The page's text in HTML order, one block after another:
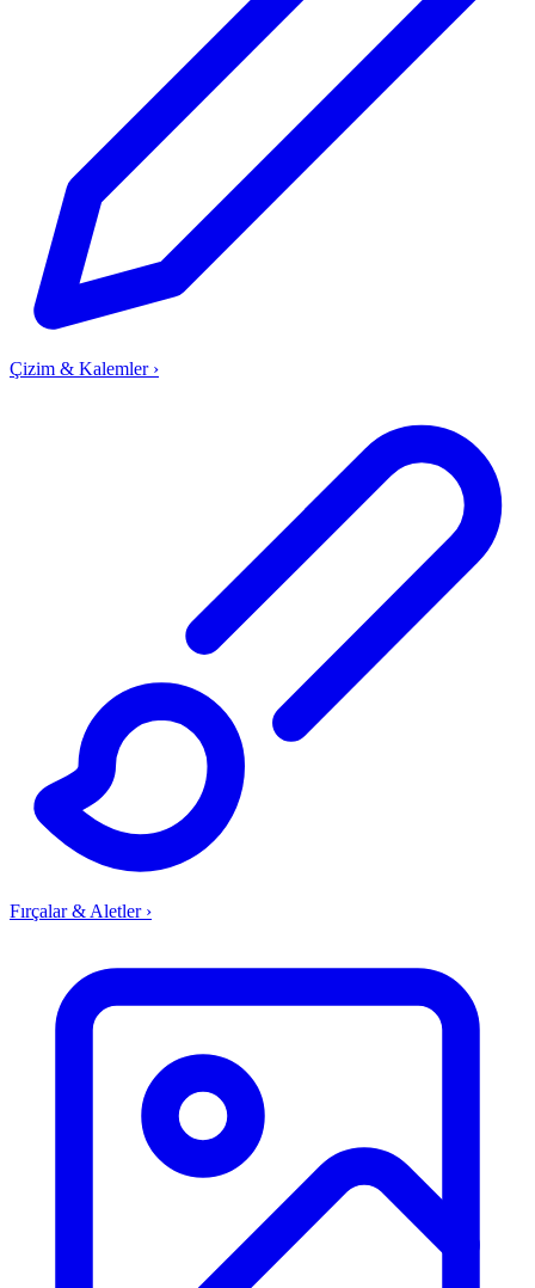
Çizim & Kalemler ›
Fırçalar & Aletler ›